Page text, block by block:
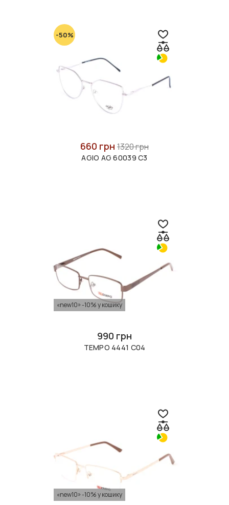
-50%
660 грн 1320 грн
AGIO AG 60039 C3
«new10» -10% у кошику
990 грн
TEMPO 4441 C04
«new10» -10% у кошику